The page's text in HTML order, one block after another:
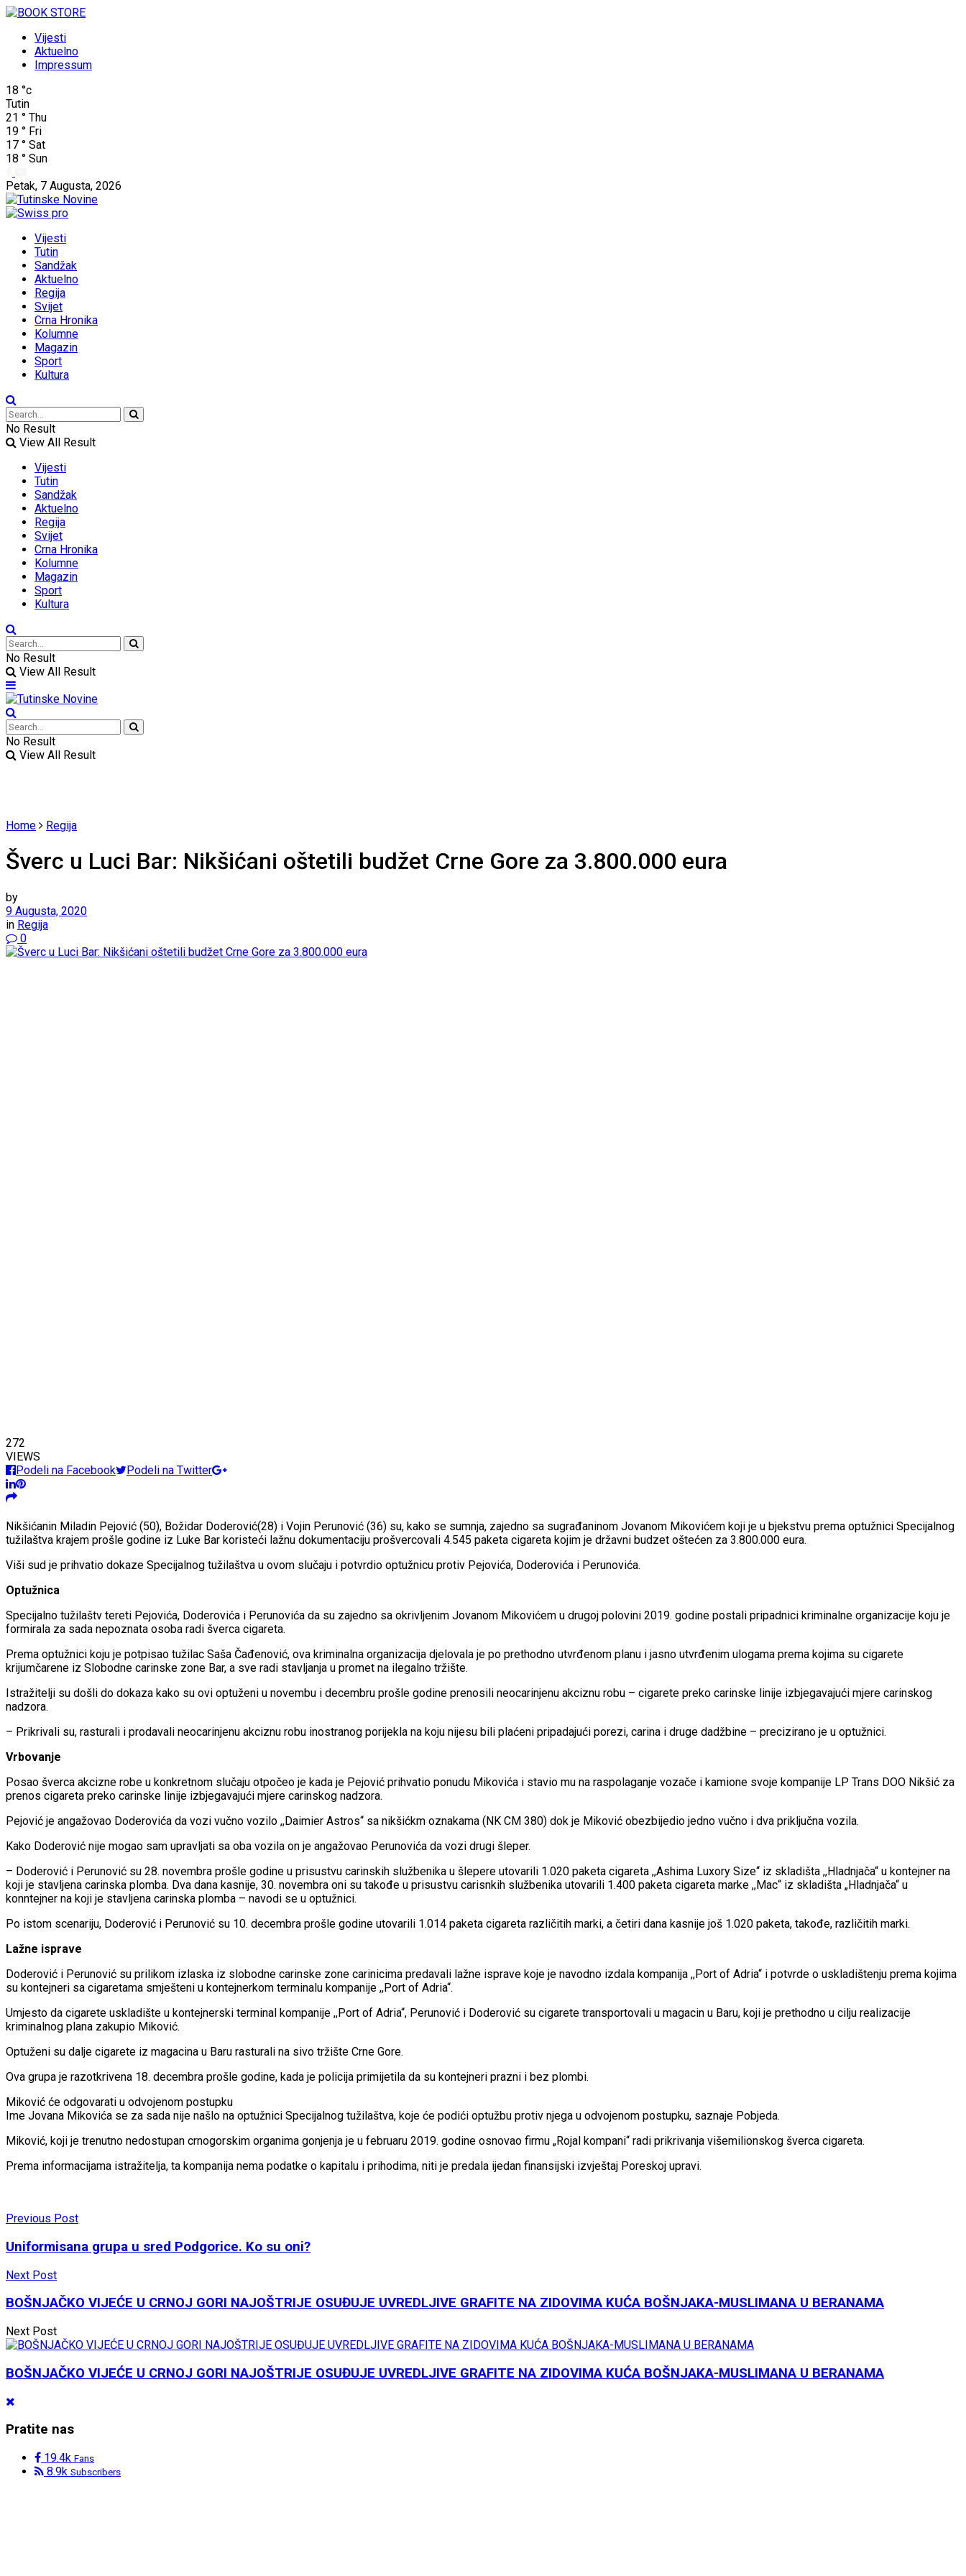
Vijesti
Aktuelno
Impressum
18 °c
Tutin
21 ° Thu
19 ° Fri
17 ° Sat
18 ° Sun
Petak, 7 Augusta, 2026
Vijesti
Tutin
Sandžak
Aktuelno
Regija
Svijet
Crna Hronika
Kolumne
Magazin
Sport
Kultura
No Result
View All Result
Vijesti
Tutin
Sandžak
Aktuelno
Regija
Svijet
Crna Hronika
Kolumne
Magazin
Sport
Kultura
No Result
View All Result
No Result
View All Result
Home Regija
Šverc u Luci Bar: Nikšićani oštetili budžet Crne Gore za 3.800.000 eura
by
9 Augusta, 2020
in Regija
0
272
VIEWS
Podeli na Facebook
Podeli na Twitter
Nikšićanin Miladin Pejović (50), Božidar Doderović(28) i Vojin Perunović (36) su, kako se sumnja, zajedno sa sugrađaninom Jovanom Mikovićem koji je u bjekstvu prema optužnici Specijalnog
tužilaštva krajem prošle godine iz Luke Bar koristeći lažnu dokumentaciju prošvercovali 4.545 paketa cigareta kojim je državni budzet oštećen za 3.800.000 eura.
Viši sud je prihvatio dokaze Specijalnog tužilaštva u ovom slučaju i potvrdio optužnicu protiv Pejovića, Doderovića i Perunovića.
Optužnica
Specijalno tužilaštv tereti Pejovića, Doderovića i Perunovića da su zajedno sa okrivljenim Jovanom Mikovićem u drugoj polovini 2019. godine postali pripadnici kriminalne organizacije koju je
formirala za sada nepoznata osoba radi šverca cigareta.
Prema optužnici koju je potpisao tužilac Saša Čađenović, ova kriminalna organizacija djelovala je po prethodno utvrđenom planu i jasno utvrđenim ulogama prema kojima su cigarete
krijumčarene iz Slobodne carinske zone Bar, a sve radi stavljanja u promet na ilegalno tržište.
Istražitelji su došli do dokaza kako su ovi optuženi u novembu i decembru prošle godine prenosili neocarinjenu akciznu robu – cigarete preko carinske linije izbjegavajući mjere carinskog
nadzora.
– Prikrivali su, rasturali i prodavali neocarinjenu akciznu robu inostranog porijekla na koju nijesu bili plaćeni pripadajući porezi, carina i druge dadžbine – precizirano je u optužnici.
Vrbovanje
Posao šverca akcizne robe u konkretnom slučaju otpočeo je kada je Pejović prihvatio ponudu Mikovića i stavio mu na raspolaganje vozače i kamione svoje kompanije LP Trans DOO Nikšić za
prenos cigareta preko carinske linije izbjegavajući mjere carinskog nadzora.
Pejović je angažovao Doderovića da vozi vučno vozilo ,,Daimier Astros“ sa nikšićkm oznakama (NK CM 380) dok je Miković obezbijedio jedno vučno i dva priključna vozila.
Kako Doderović nije mogao sam upravljati sa oba vozila on je angažovao Perunovića da vozi drugi šleper.
– Doderović i Perunović su 28. novembra prošle godine u prisustvu carinskih službenika u šlepere utovarili 1.020 paketa cigareta ,,Ashima Luxory Size“ iz skladišta ,,Hladnjača“ u kontejner na
koji je stavljena carinska plomba. Dva dana kasnije, 30. novembra oni su takođe u prisustvu carisnkih službenika utovarili 1.400 paketa cigareta marke ,,Mac“ iz skladišta „Hladnjača“ u
konntejner na koji je stavljena carinska plomba – navodi se u optužnici.
Po istom scenariju, Doderović i Perunović su 10. decembra prošle godine utovarili 1.014 paketa cigareta različitih marki, a četiri dana kasnije još 1.020 paketa, takođe, različitih marki.
Lažne isprave
Doderović i Perunović su prilikom izlaska iz slobodne carinske zone carinicima predavali lažne isprave koje je navodno izdala kompanija ,,Port of Adria“ i potvrde o uskladištenju prema kojima
su kontejneri sa cigaretama smješteni u kontejnerkom terminalu kompanije ,,Port of Adria“.
Umjesto da cigarete uskladište u kontejnerski terminal kompanije ,,Port of Adria“, Perunović i Doderović su cigarete transportovali u magacin u Baru, koji je prethodno u cilju realizacije
kriminalnog plana zakupio Miković.
Optuženi su dalje cigarete iz magacina u Baru rasturali na sivo tržište Crne Gore.
Ova grupa je razotkrivena 18. decembra prošle godine, kada je policija primijetila da su kontejneri prazni i bez plombi.
Miković će odgovarati u odvojenom postupku
Ime Jovana Mikovića se za sada nije našlo na optužnici Specijalnog tužilaštva, koje će podići optužbu protiv njega u odvojenom postupku, saznaje Pobjeda.
Miković, koji je trenutno nedostupan crnogorskim organima gonjenja je u februaru 2019. godine osnovao firmu „Rojal kompani“ radi prikrivanja višemilionskog šverca cigareta.
Prema informacijama istražitelja, ta kompanija nema podatke o kapitalu i prihodima, niti je predala ijedan finansijski izvještaj Poreskoj upravi.
Previous Post
Uniformisana grupa u sred Podgorice. Ko su oni?
Next Post
BOŠNJAČKO VIJEĆE U CRNOJ GORI NAJOŠTRIJE OSUĐUJE UVREDLJIVE GRAFITE NA ZIDOVIMA KUĆA BOŠNJAKA-MUSLIMANA U BERANAMA
Next Post
BOŠNJAČKO VIJEĆE U CRNOJ GORI NAJOŠTRIJE OSUĐUJE UVREDLJIVE GRAFITE NA ZIDOVIMA KUĆA BOŠNJAKA-MUSLIMANA U BERANAMA
Pratite nas
19.4k Fans
8.9k Subscribers